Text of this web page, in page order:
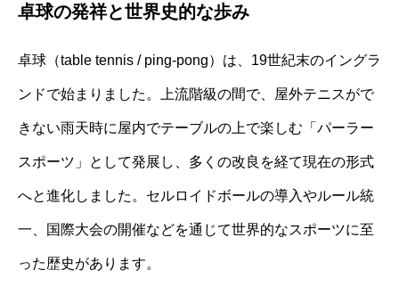
卓球の発祥と世界史的な歩み
卓球（table tennis / ping-pong）は、19世紀末のイングラ
ンドで始まりました。上流階級の間で、屋外テニスがで
きない雨天時に屋内でテーブルの上で楽しむ「パーラー
スポーツ」として発展し、多くの改良を経て現在の形式
へと進化しました。セルロイドボールの導入やルール統
一、国際大会の開催などを通じて世界的なスポーツに至
った歴史があります。